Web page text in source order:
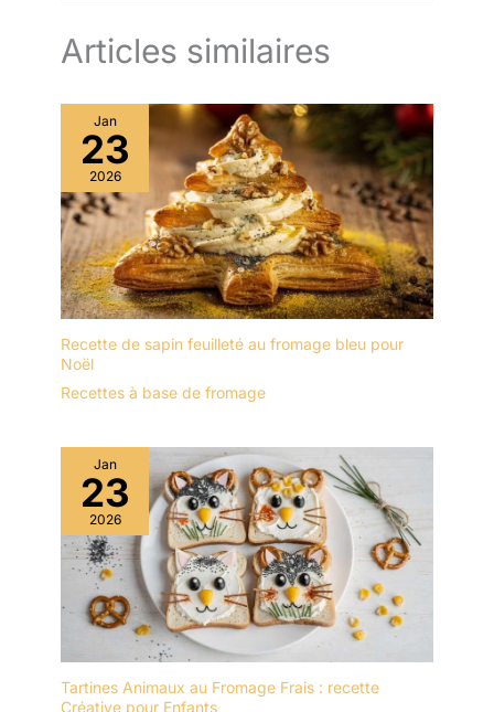
Articles similaires
Jan
23
2026
Recette de sapin feuilleté au fromage bleu pour
Noël
Recettes à base de fromage
Jan
23
2026
Tartines Animaux au Fromage Frais : recette
Créative pour Enfants